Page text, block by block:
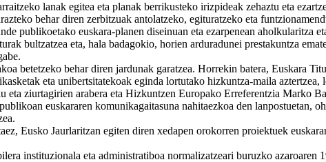
lanak egitea eta planak berrikusteko irizpideak zehaztu eta
behar diren zerbitzuak antolatzeko, egituratzeko eta
publikoetako euskara-planen diseinuan eta ezarpenean aholkularitza
bultzatzea eta, hala badagokio, horien arduradunei prestakuntza
betetzeko behar diren jardunak garatzea. Horrekin batera, Euskara
eta unibertsitatekoak eginda lortutako hizkuntza-maila aztertzea,
eta ziurtagirien arabera eta Hizkuntzen Europako Erreferentzia Marko
euskararen komunikagaitasuna nahitaezkoa den lanpostuetan,
Eusko Jaurlaritzan egiten diren xedapen orokorren proiektuek
instituzionala eta administratiboa normalizatzeari buruzko